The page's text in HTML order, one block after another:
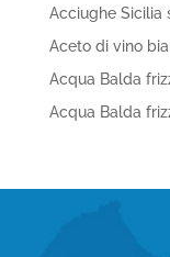
Acciughe Sicilia
Aceto di vino
Acqua Balda
Acqua Balda